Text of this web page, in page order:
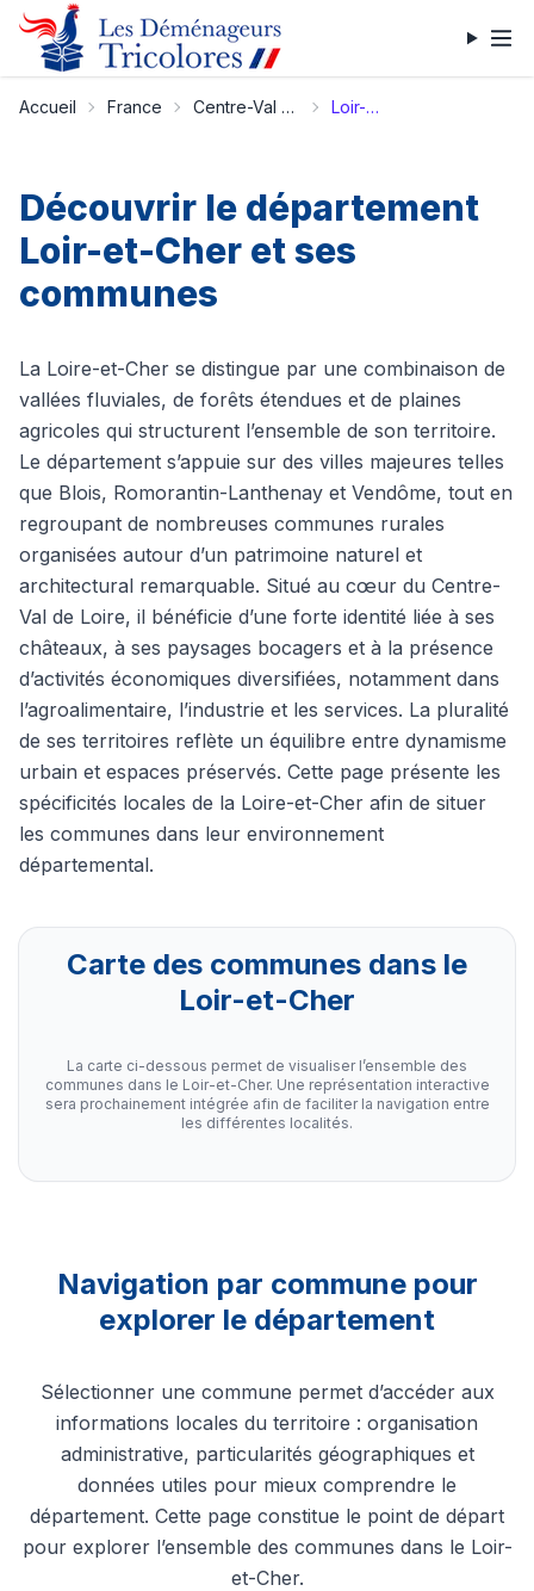
Accueil France Centre-Val de Loire Loir-et-Cher
Découvrir le département
Loir-et-Cher et ses
communes
La Loire-et-Cher se distingue par une combinaison de
vallées fluviales, de forêts étendues et de plaines
agricoles qui structurent l’ensemble de son territoire.
Le département s’appuie sur des villes majeures telles
que Blois, Romorantin-Lanthenay et Vendôme, tout en
regroupant de nombreuses communes rurales
organisées autour d’un patrimoine naturel et
architectural remarquable. Situé au cœur du Centre-
Val de Loire, il bénéficie d’une forte identité liée à ses
châteaux, à ses paysages bocagers et à la présence
d’activités économiques diversifiées, notamment dans
l’agroalimentaire, l’industrie et les services. La pluralité
de ses territoires reflète un équilibre entre dynamisme
urbain et espaces préservés. Cette page présente les
spécificités locales de la Loire-et-Cher afin de situer
les communes dans leur environnement
départemental.
Carte des communes dans le
Loir-et-Cher
La carte ci-dessous permet de visualiser l’ensemble des
communes dans le Loir-et-Cher. Une représentation interactive
sera prochainement intégrée afin de faciliter la navigation entre
les différentes localités.
Navigation par commune pour
explorer le département
Sélectionner une commune permet d’accéder aux
informations locales du territoire : organisation
administrative, particularités géographiques et
données utiles pour mieux comprendre le
département. Cette page constitue le point de départ
pour explorer l’ensemble des communes dans le Loir-
et-Cher.